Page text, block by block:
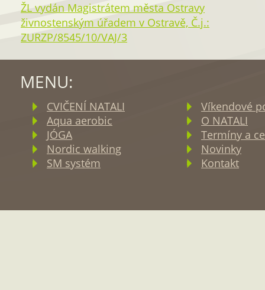
ŽL vydán Magistrátem města Ostravy
živnostenským úřadem v Ostravě, Č.j.:
ZURZP/8545/10/VAJ/3
MENU:
CVIČENÍ NATALI
Aqua aerobic
JÓGA
Nordic walking
SM systém
Víkendové
O NATALI
Termíny a
Novinky
Kontakt